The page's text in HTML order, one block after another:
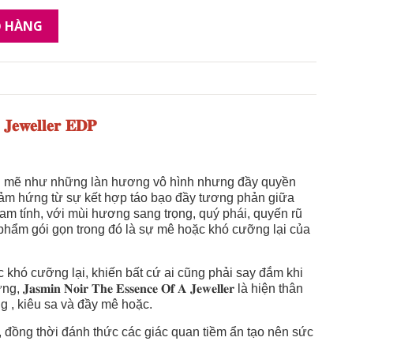
HÀNG
𝐄𝐃𝐏
như những làn hương vô hình nhưng đầy quyền
cảm hứng từ sự kết hợp táo bạo đầy tương phản giữa
tính, với mùi hương sang trọng, quý phái, quyến rũ
gói gọn trong đó là sự mê hoặc khó cưỡng lại của
cưỡng lại, khiến bất cứ ai cũng phải say đắm khi
𝐍𝐨𝐢𝐫 𝐓𝐡𝐞 𝐄𝐬𝐬𝐞𝐧𝐜𝐞 𝐎𝐟 𝐀 𝐉𝐞𝐰𝐞𝐥𝐥𝐞𝐫 là hiện thân
, kiêu sa và đầy mê hoặc.
đồng thời đánh thức các giác quan tiềm ẩn tạo nên sức